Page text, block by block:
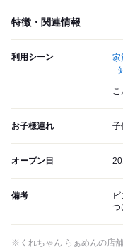
特徴・関連情報
利用シーン 家
お子様連れ 子
オープン日
備考
つ
※くれちゃん らぁめんの店